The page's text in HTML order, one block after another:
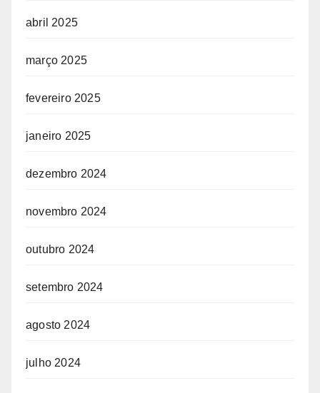
abril 2025
março 2025
fevereiro 2025
janeiro 2025
dezembro 2024
novembro 2024
outubro 2024
setembro 2024
agosto 2024
julho 2024